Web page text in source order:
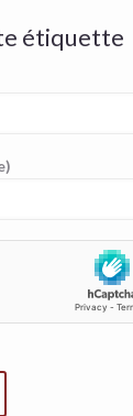
étiquette